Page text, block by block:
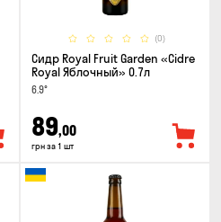
(0)
Сидр Royal Fruit Garden «Cidre
Royal Яблочный» 0.7л
6.9°
89,00
грн за 1 шт